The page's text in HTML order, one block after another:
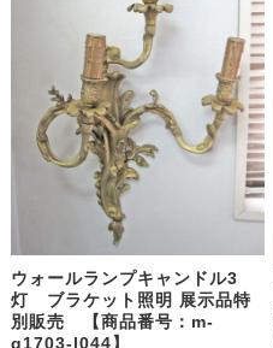
ウォールランプキャンドル3
灯 ブラケット照明 展示品特
別販売 【商品番号：m-
g1703-l044】